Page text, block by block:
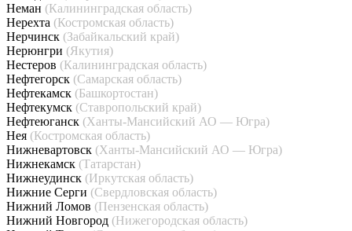
Неман (Калининградская область)
Нерехта (Костромская область)
Нерчинск (Забайкальский край)
Нерюнгри (Якутия)
Нестеров (Калининградская область)
Нефтегорск (Самарская область)
Нефтекамск (Башкортостан)
Нефтекумск (Ставропольский край)
Нефтеюганск (Ханты-Мансийский АО — Югра)
Нея (Костромская область)
Нижневартовск (Ханты-Мансийский АО — Югра)
Нижнекамск (Татарстан)
Нижнеудинск (Иркутская область)
Нижние Серги (Свердловская область)
Нижний Ломов (Пензенская область)
Нижний Новгород (Нижегородская область)